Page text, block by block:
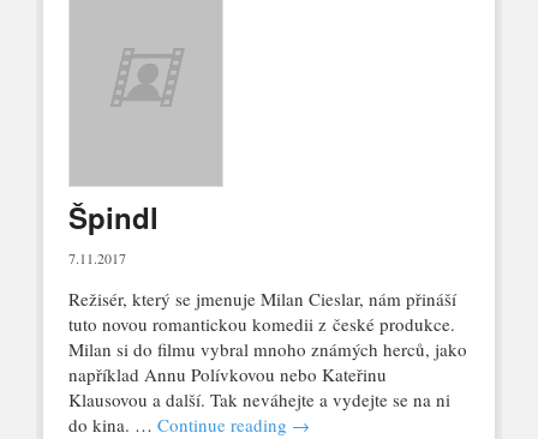
Špindl
7.11.2017
Režisér, který se jmenuje Milan Cieslar, nám přináší
tuto novou romantickou komedii z české produkce.
Milan si do filmu vybral mnoho známých herců, jako
například Annu Polívkovou nebo Kateřinu
Klausovou a další. Tak neváhejte a vydejte se na ni
do kina. … Continue reading →